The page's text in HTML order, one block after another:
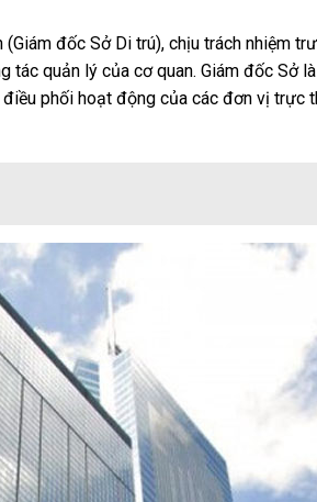
đốc Sở Di trú), chịu trách nhiệm
quản lý của cơ quan. Giám đốc Sở
phối hoạt động của các đơn vị trực